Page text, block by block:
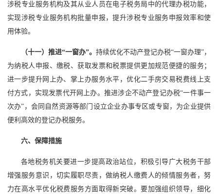
涉税专业服务机构及其从业人员在电子税务局中的代理办税功能，
实现涉税专业服务机构批量申报，提升涉税专业服务申报效率和使
用体验。
（十一）推进“一窗办”。 持续优化不动产登记办税“一窗办理”，
为纳税人申报、缴税、获取发票和税票提供更加规范便捷的服务；
进一步提升网上办、掌上办服务水平，优化二手房交易税费线上支
付方式，实现发票代开网上办。推进涉企不动产登记办税“一件事一
次办”，会同自然资源等部门设立企业办事专区或专窗，为企业提供
便利高效的登记办税服务。
六、保障措施
各地税务机关要进一步提高政治站位，积极引导广大税务干部
增强服务意识，切实履职尽责，做纳税人缴费人的倾情服务者，努
力在高水平优化税费服务方面取得新突破。要加强组织领导，细化